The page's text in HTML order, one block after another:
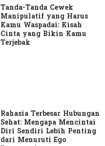
Tanda-Tanda Cewek
Manipulatif yang Harus
Kamu Waspadai: Kisah
Cinta yang Bikin Kamu
Terjebak
Rahasia Terbesar Hubungan
Sehat: Mengapa Mencintai
Diri Sendiri Lebih Penting
dari Menuruti Ego